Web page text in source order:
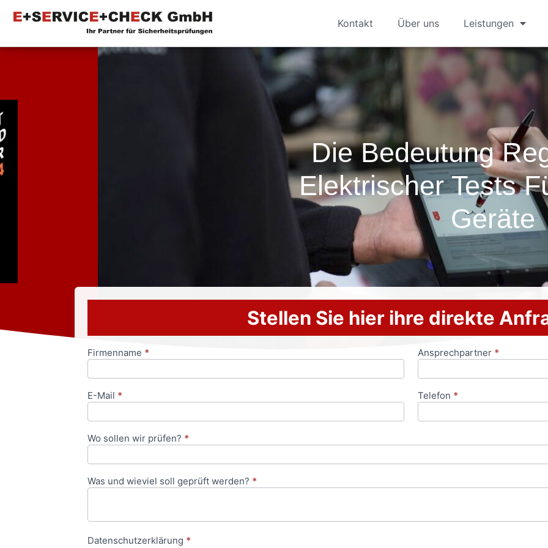
Kontakt Über uns Leistungen
Die Bedeutung
Elektrischer Tests
Geräte
Stellen Sie hier ihre direkte
Anfrageformular
Firmenname * Ansprechpartner *
E-Mail * Telefon *
Wo sollen wir prüfen? *
Was und wieviel soll geprüft werden? *
Datenschutzerklärung *